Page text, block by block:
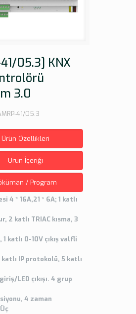
05.3] KNX
3.0
41/05.3
Ürün Özellikleri
Ürün İçeriği
/ Program
4 * 16A,21 * 6A; 1 katlı
2 katlı TRIAC kısma, 3
1 katlı 0-10V çıkış valfli
IP protokolü, 5 katlı
LED çıkışı. 4 grup
4 zaman